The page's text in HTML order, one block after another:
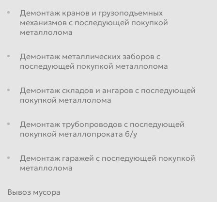
Демонтаж кранов и грузоподъемных
механизмов с последующей покупкой
металлолома
Демонтаж металлических заборов с
последующей покупкой металлолома
Демонтаж складов и ангаров с последующей
покупкой металлолома
Демонтаж трубопроводов с последующей
покупкой металлопроката б/у
Демонтаж гаражей с последующей покупкой
металлолома
Вывоз мусора